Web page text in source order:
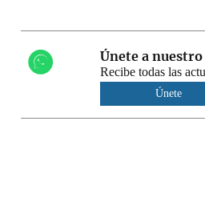
Únete a
Recibe todas las
Únete